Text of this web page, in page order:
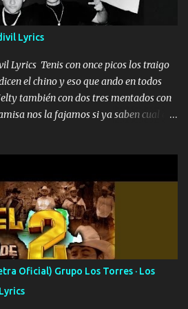
lo que quiero pues así soy me mandó
yo les paro el dedo soy hocicon un
Les importa no saben nada falsas
gente corriente no quieren ve...
Lyrics
Lyrics Tenis con once picos los traigo
el chino y eso que ando en todos
también con dos tres mentados con
nos la fajamos si ya saben cual es
de pistas no me falta mucho para
Italia Japón Madrid Milán y también
Louis vuitton es mi fragancia
estoy en mi pic si no se han dado
del kitch
Oficial) Grupo Los Torres · Los